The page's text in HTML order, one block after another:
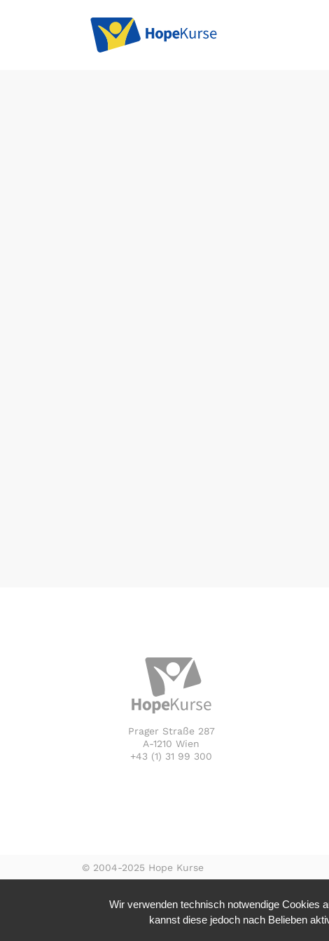
Prager Straße 287
A-1210 Wien
+43 (1) 31 99 300
© 2004-2025 Hope Kurse
Wir verwenden technisch notwendige Cookies
kannst diese jedoch nach Belieben